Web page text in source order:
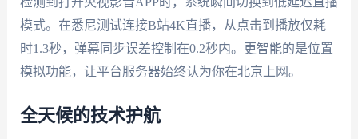
模式。在悉尼测试连接B站4K直播，从点击到播放仅耗
时1.3秒，弹幕同步误差控制在0.2秒内。更智能的是位置
模拟功能，让平台服务器始终认为你在北京上网。
全天候的技术护航